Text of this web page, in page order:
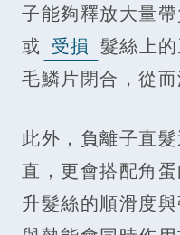
子能夠釋放大量
或 受損 髮絲上
毛鱗片閉合，從
此外，負離子直
直，更會搭配角
升髮絲的順滑度